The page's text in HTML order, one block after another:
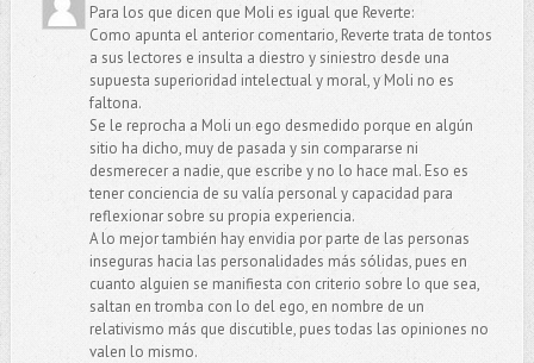
Para los que dicen que Moli es igual que Reverte:
Como apunta el anterior comentario, Reverte trata de tontos
a sus lectores e insulta a diestro y siniestro desde una
supuesta superioridad intelectual y moral, y Moli no es
faltona.
Se le reprocha a Moli un ego desmedido porque en algún
sitio ha dicho, muy de pasada y sin compararse ni
desmerecer a nadie, que escribe y no lo hace mal. Eso es
tener conciencia de su valía personal y capacidad para
reflexionar sobre su propia experiencia.
A lo mejor también hay envidia por parte de las personas
inseguras hacia las personalidades más sólidas, pues en
cuanto alguien se manifiesta con criterio sobre lo que sea,
saltan en tromba con lo del ego, en nombre de un
relativismo más que discutible, pues todas las opiniones no
valen lo mismo.